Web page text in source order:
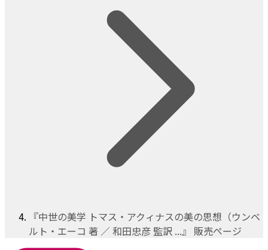
『中世の美学 トマス・アクィナスの美の思想（ウンベ
ルト・エーコ 著 ／ 和田忠彦 監訳 ...』 販売ページ